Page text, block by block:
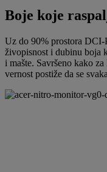
Boje koje
Uz do 90% prostora DCI-
živopisnost i dubinu boja
i mašte. Savršeno kako
vernost postiže da se